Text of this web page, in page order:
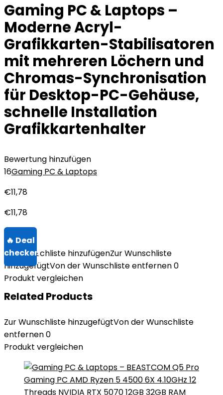
Gaming PC & Laptops –
Moderne Acryl-
Grafikkarten-Stabilisatoren
mit mehreren Löchern und
Chromas-Synchronisation
für Desktop-PC-Gehäuse,
schnelle Installation
Grafikkartenhalter
Bewertung hinzufügen
16Gaming PC & Laptops
€11,78
€11,78
Zur Wunschliste hinzufügenZur Wunschliste
hinzugefügtVon der Wunschliste entfernen0
Produkt vergleichen
Related Products
Zur Wunschliste hinzugefügtVon der Wunschliste
entfernen0
Produkt vergleichen